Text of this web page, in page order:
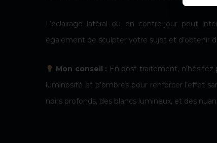
L’éclairage latéral ou en contre-jour peut
également de sculpter votre sujet et d’obtenir
Mon conseil : En post-traitement, n’hésitez
luminosité et d’ombres pour renforcer l’effet
noirs profonds, des blancs lumineux, et des